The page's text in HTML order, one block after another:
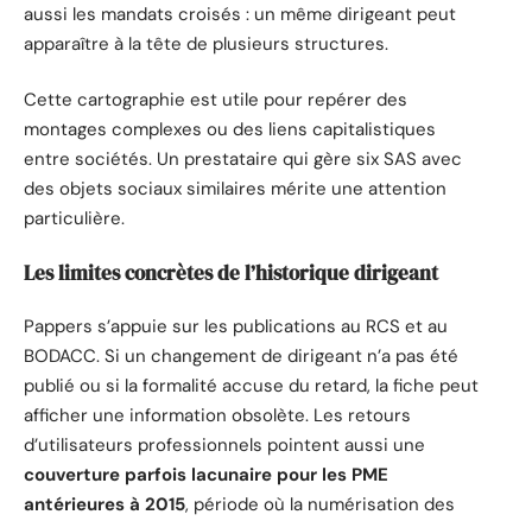
aussi les mandats croisés : un même dirigeant peut
apparaître à la tête de plusieurs structures.
Cette cartographie est utile pour repérer des
montages complexes ou des liens capitalistiques
entre sociétés. Un prestataire qui gère six SAS avec
des objets sociaux similaires mérite une attention
particulière.
Les limites concrètes de l’historique dirigeant
Pappers s’appuie sur les publications au RCS et au
BODACC. Si un changement de dirigeant n’a pas été
publié ou si la formalité accuse du retard, la fiche peut
afficher une information obsolète. Les retours
d’utilisateurs professionnels pointent aussi une
couverture parfois lacunaire pour les PME
antérieures à 2015, période où la numérisation des